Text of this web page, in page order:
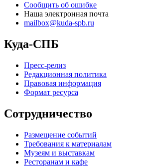
Сообщить об ошибке
Наша электронная почта
mailbox@kuda-spb.ru
Куда-СПБ
Пресс-релиз
Редакционная политика
Правовая информация
Формат ресурса
Сотрудничество
Размещение событий
Требования к материалам
Музеям и выставкам
Ресторанам и кафе